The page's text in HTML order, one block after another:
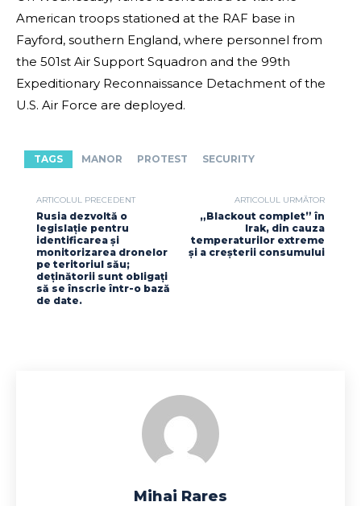
American troops stationed at the RAF base in
Fayford, southern England, where personnel from
the 501st Air Support Squadron and the 99th
Expeditionary Reconnaissance Detachment of the
U.S. Air Force are deployed.
TAGS MANOR PROTEST SECURITY
ARTICOLUL PRECEDENT
Rusia dezvoltă o
legislație pentru
identificarea și
monitorizarea dronelor
pe teritoriul său;
deținătorii sunt obligați
să se înscrie într-o bază
de date.
ARTICOLUL URMĂTOR
„Blackout complet” în
Irak, din cauza
temperaturilor extreme
și a creșterii consumului
Mihai Rares